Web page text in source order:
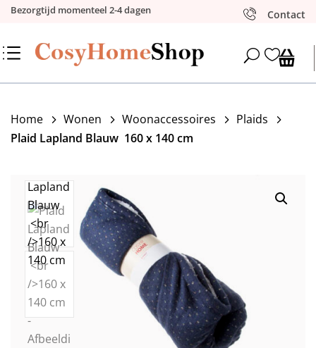
Bezorgtijd momenteel 2-4 dagen Contact
d 
U
Home 5 Wonen 5 Woonaccessoires 5 Plaids 5
Plaid Lapland Blauw 160 x 140 cm